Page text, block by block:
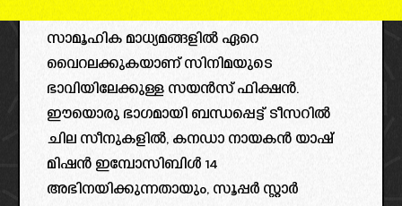
സാമൂഹിക മാധ്യമങ്ങളിൽ ഏറെ
വൈറലക്കുകയാണ് സിനിമയുടെ
ഭാവിയിലേക്കുള്ള സയൻസ് ഫിക്ഷൻ.
ഈയൊരു ഭാഗമായി ബന്ധപ്പെട്ട് ടീസറിൽ
ചില സീനുകളിൽ, കനഡാ നായകൻ യാഷ്
മിഷൻ ഇമ്പോസിബിൾ 14
അഭിനയിക്കുന്നതായും, സൂപ്പർ സ്റ്റാർ